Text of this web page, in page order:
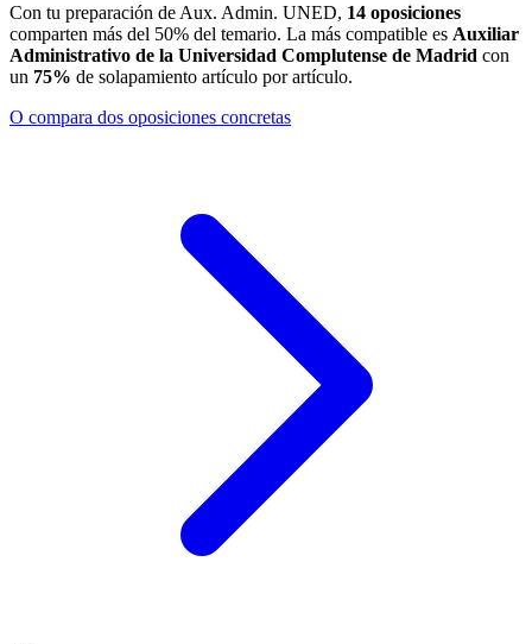
Con tu preparación de Aux. Admin. UNED, 14 oposiciones
comparten más del 50% del temario. La más compatible es Auxiliar
Administrativo de la Universidad Complutense de Madrid con
un 75% de solapamiento artículo por artículo.
O compara dos oposiciones concretas